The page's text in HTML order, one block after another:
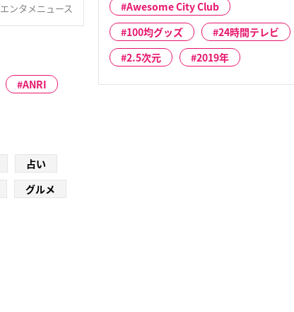
エンタメニュース
ANRI
占い
グルメ
Awesome City Club
100均グッズ
24時間テレビ
2.5次元
2019年